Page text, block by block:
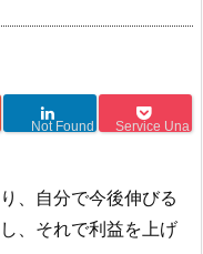
Not Found Service Una
、自分で今後伸びる
、それで利益を上げ